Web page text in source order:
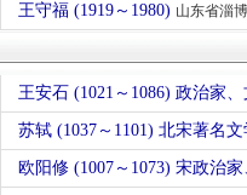
王守福 (1919～1980) 山东省淄
王安石 (1021～1086) 政治家
苏轼 (1037～1101) 北宋著名文
欧阳修 (1007～1073) 宋政治